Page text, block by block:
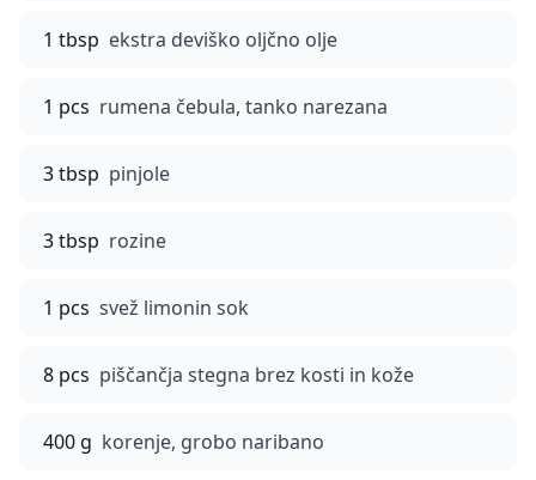
1 tbsp ekstra deviško oljčno olje
1 pcs rumena čebula, tanko narezana
3 tbsp pinjole
3 tbsp rozine
1 pcs svež limonin sok
8 pcs piščančja stegna brez kosti in kože
400 g korenje, grobo naribano